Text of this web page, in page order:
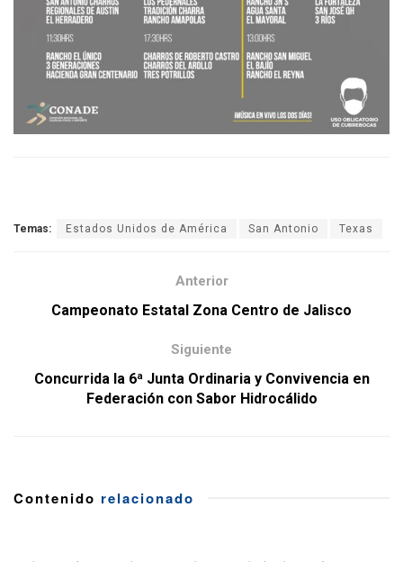
Temas: Estados Unidos de América San Antonio Texas
Anterior
Campeonato Estatal Zona Centro de Jalisco
Siguiente
Concurrida la 6ª Junta Ordinaria y Convivencia en
Federación con Sabor Hidrocálido
Contenido relacionado